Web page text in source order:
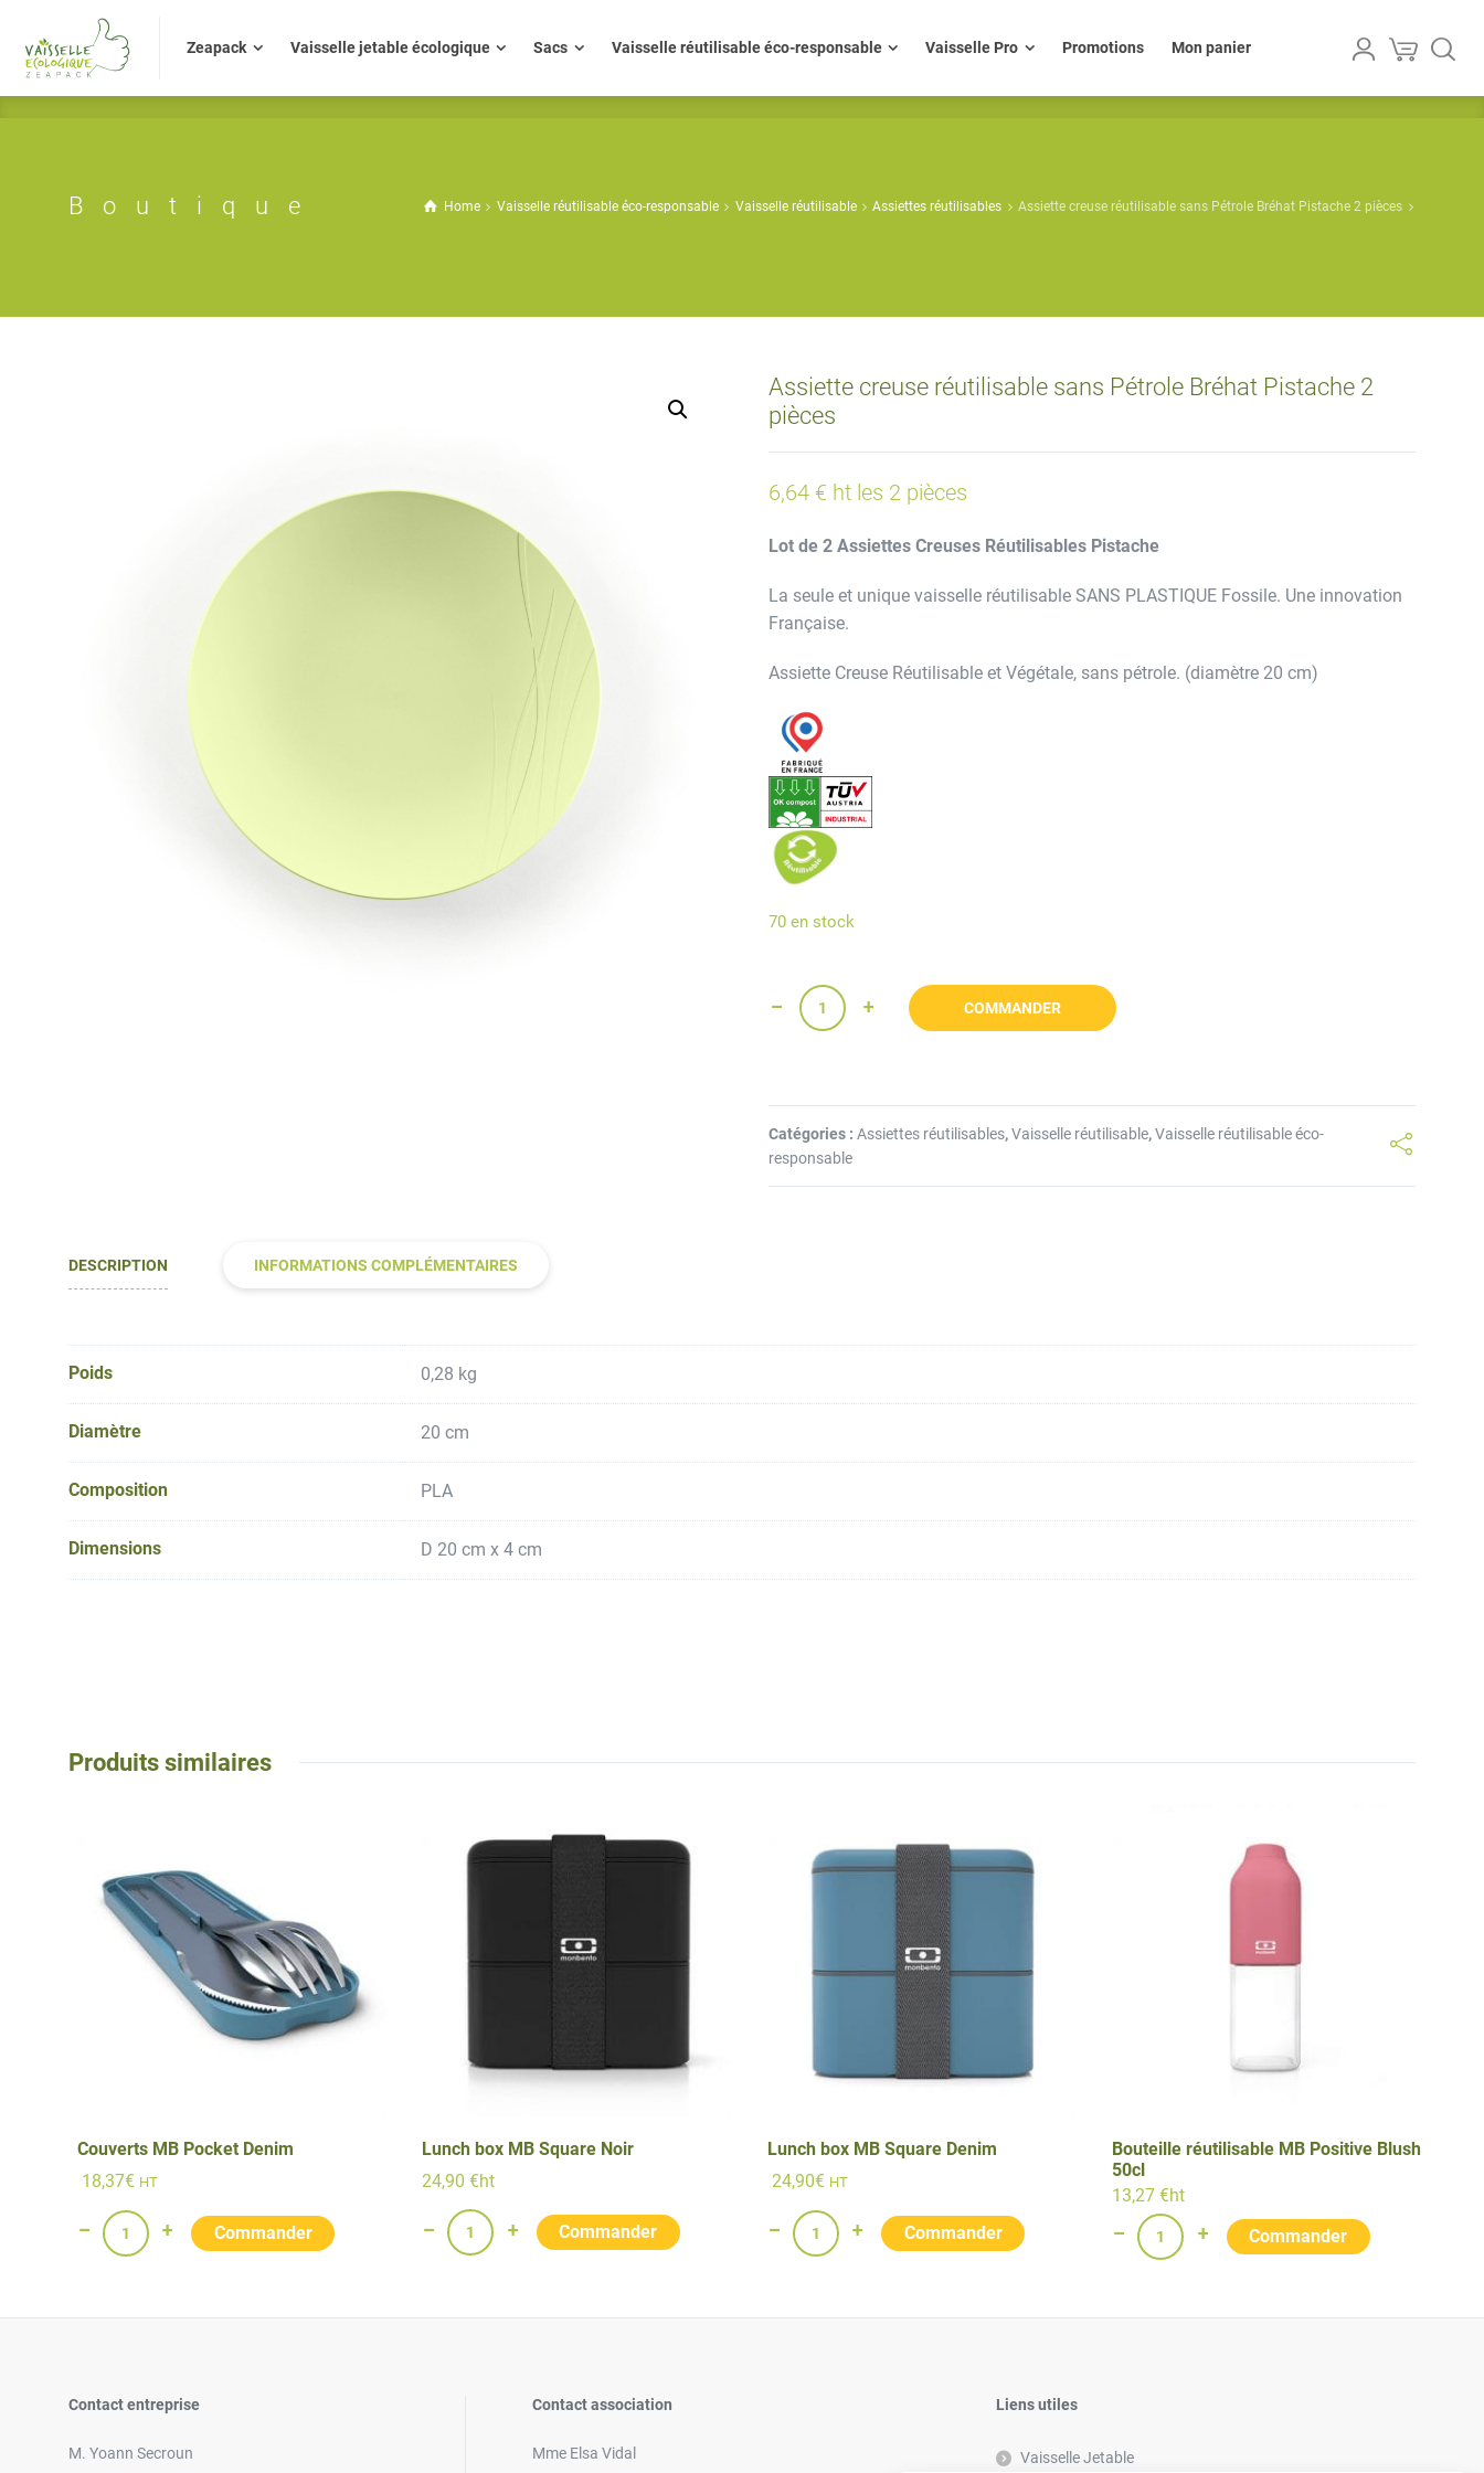
Zeapack Vaisselle jetable écologique Sacs Vaisselle réutilisable éco-responsable Vaisselle Pro Promotions Mon panier
Boutique Home Vaisselle réutilisable éco-responsable Vaisselle réutilisable Assiettes réutilisables Assiette creuse réutilisable sans Pétrole Bréhat Pistache 2 pièces
Assiette creuse réutilisable sans Pétrole Bréhat Pistache 2
pièces
6,64 € ht les 2 pièces
Lot de 2 Assiettes Creuses Réutilisables Pistache
La seule et unique vaisselle réutilisable SANS PLASTIQUE Fossile. Une innovation
Française.
Assiette Creuse Réutilisable et Végétale, sans pétrole. (diamètre 20 cm)
70 en stock
COMMANDER
Catégories :Assiettes réutilisables,Vaisselle réutilisable,Vaisselle réutilisable éco-
responsable
DESCRIPTION INFORMATIONS COMPLÉMENTAIRES
Poids 0,28 kg
Diamètre 20 cm
Composition PLA
Dimensions D 20 cm x 4 cm
Produits similaires
Couverts MB Pocket Denim
18,37€ HT
Lunch box MB Square Noir
24,90 €ht
Lunch box MB Square Denim
24,90€ HT
Bouteille réutilisable MB Positive Blush
50cl
13,27 €ht
Contact entreprise
M. Yoann Secroun
Contact association
Mme Elsa Vidal
Liens utiles
Vaisselle Jetable